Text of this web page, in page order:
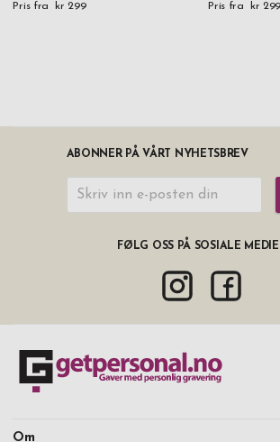
Pris fra kr 299 Pris fra kr 299
ABONNER PÅ VÅRT NYHETSBREV
FØLG OSS PÅ SOSIALE
Om